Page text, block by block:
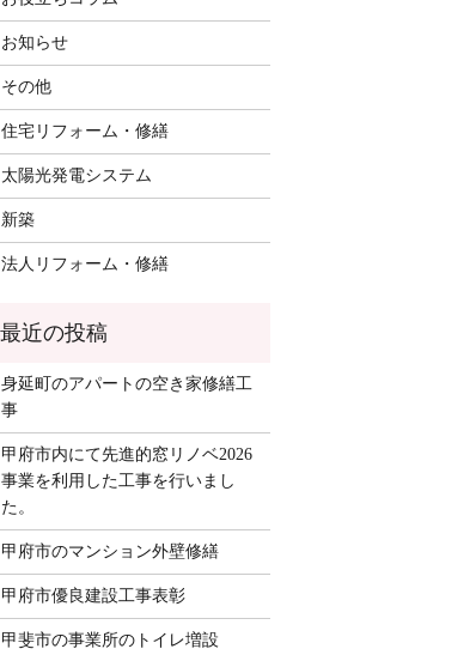
お知らせ
その他
住宅リフォーム・修繕
太陽光発電システム
新築
法人リフォーム・修繕
身延町のアパートの空き家修繕工
事
甲府市内にて先進的窓リノベ2026
事業を利用した工事を行いまし
た。
甲府市のマンション外壁修繕
甲府市優良建設工事表彰
甲斐市の事業所のトイレ増設